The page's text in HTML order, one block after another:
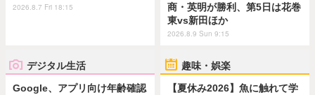
2026.8.7 Fri 18:15
商・英明が勝利、第5日は花巻
東vs新田ほか
2026.8.9 Sun 9:15
デジタル生活
Google、アプリ向け年齢確認
趣味・娯楽
【夏休み2026】魚に触れて学